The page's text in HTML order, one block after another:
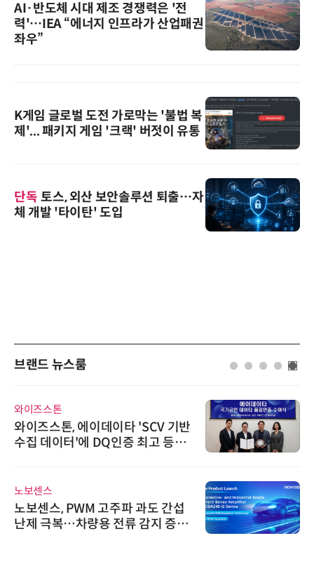
AI·반도체 시대 제조 경쟁력은 '전
력'…IEA “에너지 인프라가 산업패권
좌우”
K게임 글로벌 도전 가로막는 '불법 복
제'... 패키지 게임 '크랙' 버젓이 유통
단독 토스, 외산 보안솔루션 퇴출…자
체 개발 '타이탄' 도입
브랜드 뉴스룸
이데이타 'SCV 기반
DQ인증 최고 등급
고주파 과도 간섭
용 전류 감지 증폭
인아그룹
'자동화 산업
인아그룹 전국
어 개최
씨앤에프시스템
씨앤에프시스
공 ERP·DX